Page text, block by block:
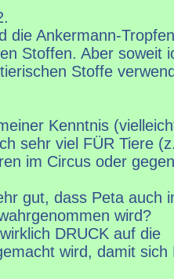
die Ankermann-
Stoffen. Aber soweit
Stoffe
Kenntnis
sehr viel FÜR Tiere
im Circus oder gegen
gut, dass Peta auch
wird?
DRUCK auf die
wird, damit sich